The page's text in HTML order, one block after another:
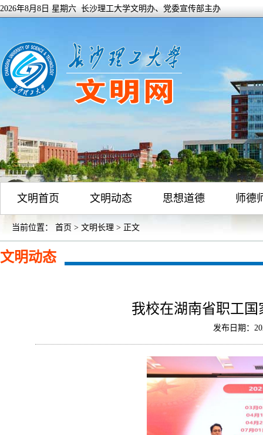
2026年8月8日 星期六 长沙理工大学文明办、党委宣传部主办
文明首页 文明动态 思想道德 师德
当前位置： 首页 > 文明长理 > 正文
文明动态
我校在湖南省职工
发布日期：